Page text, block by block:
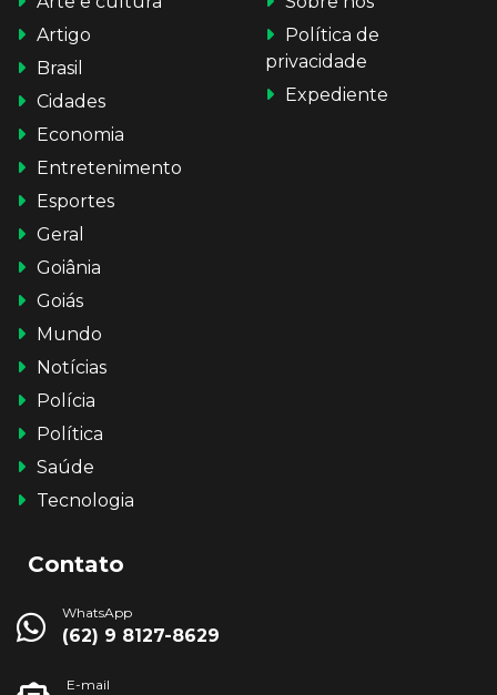
Artigo
Brasil
Cidades
Economia
Entretenimento
Esportes
Geral
Goiânia
Goiás
Mundo
Notícias
Polícia
Política
Saúde
Tecnologia
Política de
privacidade
Expediente
Contato
WhatsApp
(62) 9 8127-8629
E-mail